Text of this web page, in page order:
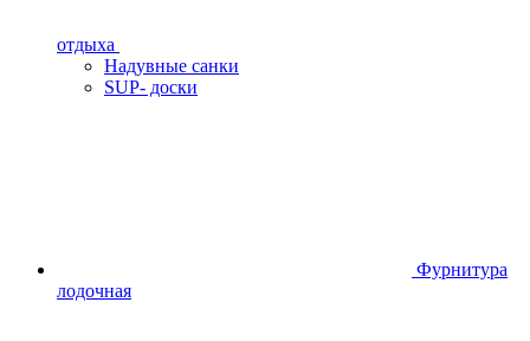
отдыха
Надувные санки
SUP- доски
Фурнитура
лодочная